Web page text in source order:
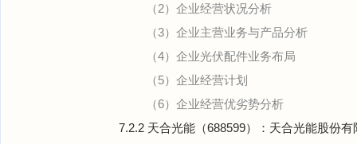
（2）企业经营状况分析
（3）企业主营业务与产品分析
（4）企业光伏配件业务布局
（5）企业经营计划
（6）企业经营优劣势分析
7.2.2 天合光能（688599）：天合光能股份有